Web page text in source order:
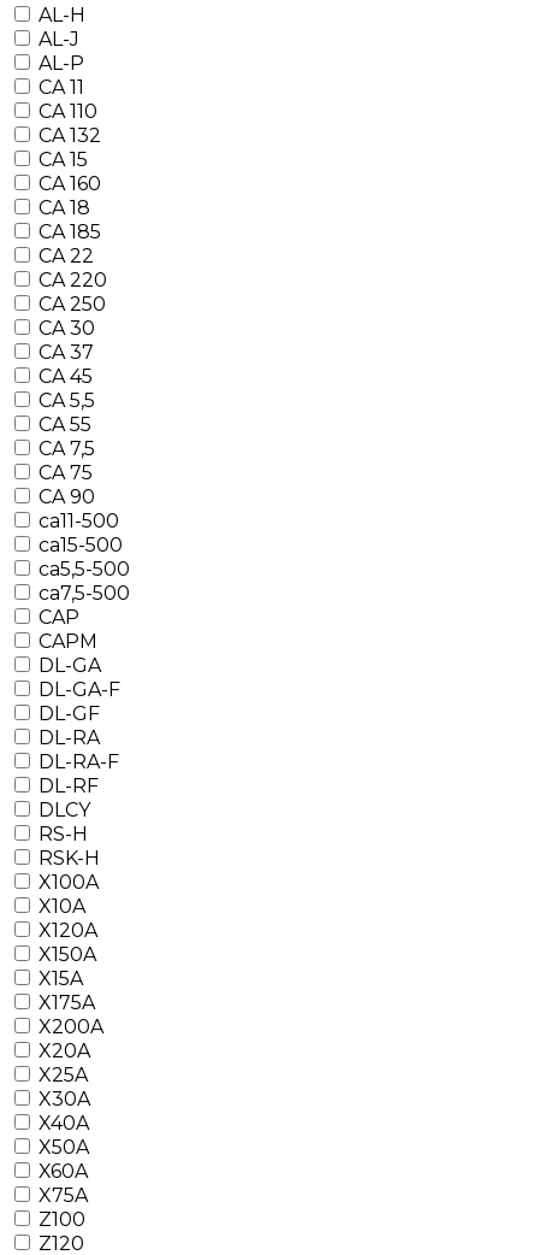
AL-H
AL-J
AL-P
CA 11
CA 110
CA 132
CA 15
CA 160
CA 18
CA 185
CA 22
CA 220
CA 250
CA 30
CA 37
CA 45
CA 5,5
CA 55
CA 7,5
CA 75
CA 90
ca11-500
ca15-500
ca5,5-500
ca7,5-500
CAP
CAPM
DL-GA
DL-GA-F
DL-GF
DL-RA
DL-RA-F
DL-RF
DLCY
RS-H
RSK-H
X100A
X10A
X120A
X150A
X15A
X175A
X200A
X20A
X25A
X30A
X40A
X50A
X60A
X75A
Z100
Z120